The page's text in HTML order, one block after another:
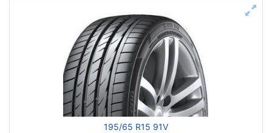
195/65 R15 91V